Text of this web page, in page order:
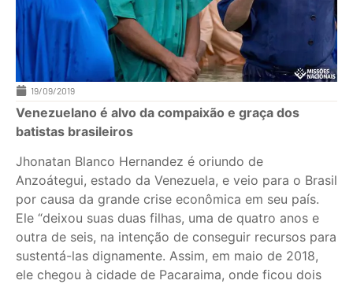
19/09/2019
Venezuelano é alvo da compaixão e graça dos
batistas brasileiros
Jhonatan Blanco Hernandez é oriundo de
Anzoátegui, estado da Venezuela, e veio para o Brasil
por causa da grande crise econômica em seu país.
Ele “deixou suas duas filhas, uma de quatro anos e
outra de seis, na intenção de conseguir recursos para
sustentá-las dignamente. Assim, em maio de 2018,
ele chegou à cidade de Pacaraima, onde ficou dois